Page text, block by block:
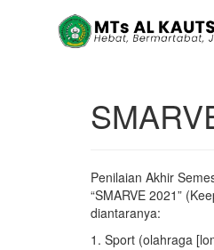
Penilaian Akhir
“SMARVE 2021”
diantaranya:
1. Sport (olahraga